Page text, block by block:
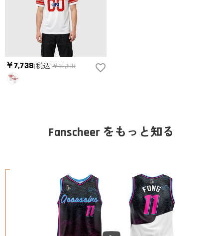
￥7,738(税込)￥16,198
Fanscheer をもっと知る